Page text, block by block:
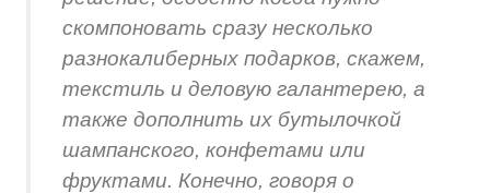
скомпоновать сразу несколько
разнокалиберных подарков, скажем,
текстиль и деловую галантерею, а
также дополнить их бутылочкой
шампанского, конфетами или
фруктами. Конечно, говоря о